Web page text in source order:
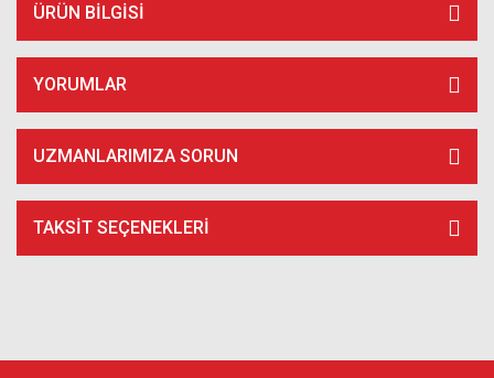
ÜRÜN BILGISI
YORUMLAR
UZMANLARIMIZA SORUN
TAKSIT SEÇENEKLERI